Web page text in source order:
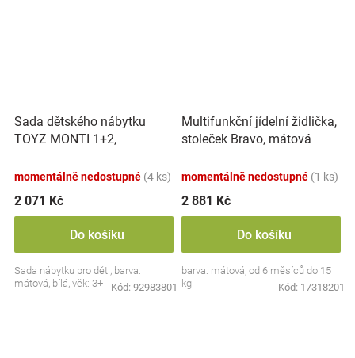
Sada dětského nábytku
TOYZ MONTI 1+2,
momentálně nedostupné (4 ks)
2 071 Kč
Do košíku
Sada nábytku pro děti, barva:
mátová, bílá, věk: 3+
Kód: 92983801
Multifunkční jídelní židlička,
stoleček Bravo, mátová
momentálně nedostupné (1 ks)
2 881 Kč
Do košíku
barva: mátová, od 6 měsíců do 15
kg
Kód: 17318201